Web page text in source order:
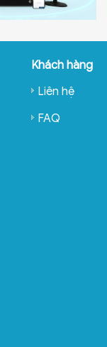
Khách hàng
Liên hệ
FAQ